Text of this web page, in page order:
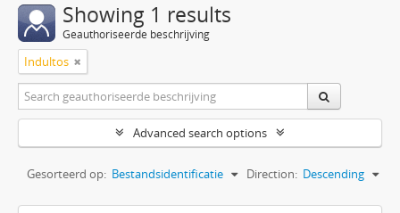
Showing 1 results
Geauthoriseerde beschrijving
Indultos
Advanced search options
Gesorteerd op: Bestandsidentificatie Direction: Descending